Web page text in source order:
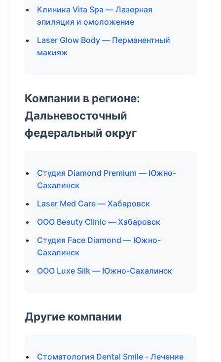
Клиника Vita Spa — Лазерная
эпиляция и омоложение
Laser Glow Body — Перманентный
макияж
Компании в регионе:
Дальневосточный
федеральный округ
Студия Diamond Premium — Южно-
Сахалинск
Laser Med Care — Хабаровск
ООО Beauty Clinic — Хабаровск
Студия Face Diamond — Южно-
Сахалинск
ООО Luxe Silk — Южно-Сахалинск
Другие компании
Стоматология Dental Smile - Лечение